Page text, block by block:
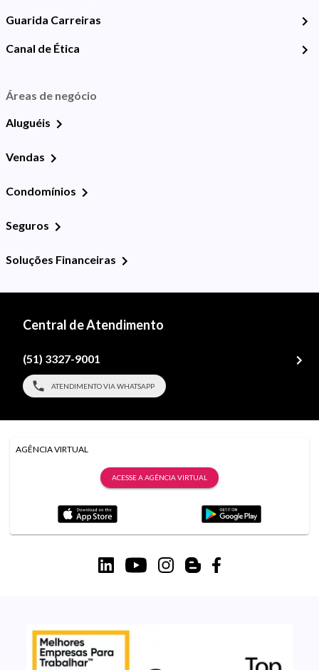
Guarida Carreiras
Canal de Ética
Áreas de negócio
Aluguéis
Vendas
Condomínios
Seguros
Soluções Financeiras
Central de Atendimento
(51) 3327-9001
ATENDIMENTO VIA WHATSAPP
AGÊNCIA VIRTUAL
ACESSE A AGÊNCIA VIRTUAL